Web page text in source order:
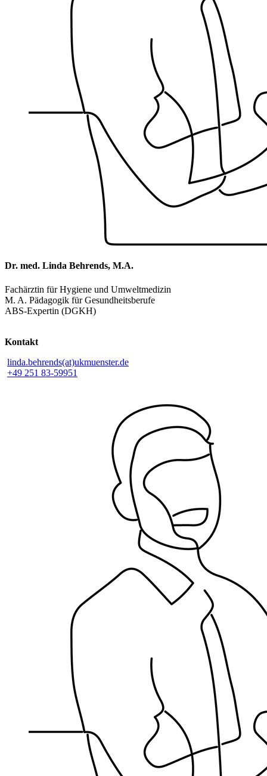
Dr. med. Linda Behrends, M.A.
Fachärztin für Hygiene und Umweltmedizin
M. A. Pädagogik für Gesundheitsberufe
ABS-Expertin (DGKH)
Kontakt
linda.behrends(at)ukmuenster.de
+49 251 83-59951